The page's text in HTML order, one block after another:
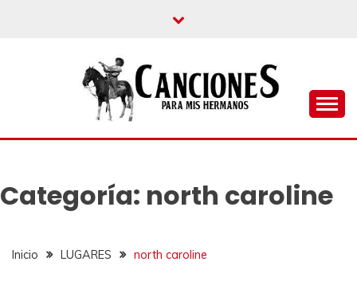
CANCIONES PARA
MIS HERMANOS
Categoría: north caroline
Inicio LUGARES north caroline